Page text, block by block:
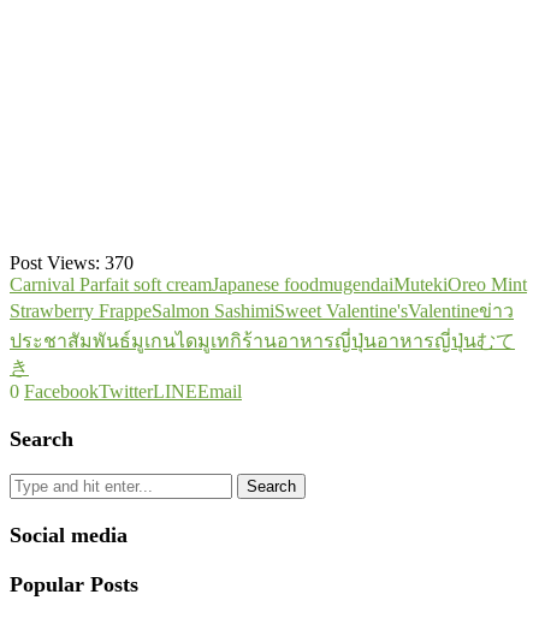
Post Views: 370
Carnival Parfait soft creamJapanese foodmugendaiMutekiOreo Mint
Strawberry FrappeSalmon SashimiSweet Valentine'sValentineข่าว
ประชาสัมพันธ์มูเกนไดมูเทกิร้านอาหารญี่ปุ่นอาหารญี่ปุ่นむて
き
0 FacebookTwitterLINEEmail
Search
Search
Social media
Popular Posts